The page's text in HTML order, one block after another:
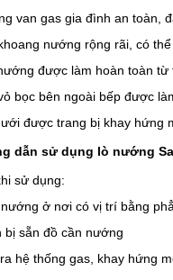
van gas gia đình an toàn,
nướng rộng rãi, có
được làm hoàn toàn
bọc bên ngoài bếp được
được trang bị khay hứng
dẫn sử dụng lò nướng
sử dụng:
ở nơi có vị trí bằng
bị sẵn đồ cần nướng
hệ thống gas, khay hứng